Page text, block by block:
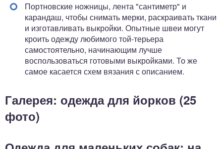
Портновские ножницы, лента "сантиметр" и
карандаш, чтобы снимать мерки, раскраивать ткани
и изготавливать выкройки. Опытные швеи могут
кроить одежду любимого той-терьера
самостоятельно, начинающим лучше
воспользоваться готовыми выкройками. То же
самое касается схем вязания с описанием.
Галерея: одежда для йорков (25
фото)